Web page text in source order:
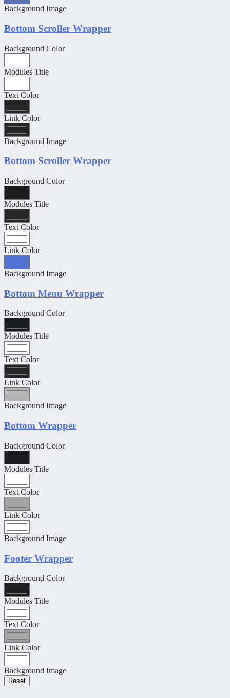
Background Image
Bottom Scroller Wrapper
Background Color
Modules Title
Text Color
Link Color
Background Image
Bottom Scroller Wrapper
Background Color
Modules Title
Text Color
Link Color
Background Image
Bottom Menu Wrapper
Background Color
Modules Title
Text Color
Link Color
Background Image
Bottom Wrapper
Background Color
Modules Title
Text Color
Link Color
Background Image
Footer Wrapper
Background Color
Modules Title
Text Color
Link Color
Background Image